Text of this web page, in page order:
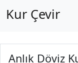
Kur Çevir
Anlık Döviz